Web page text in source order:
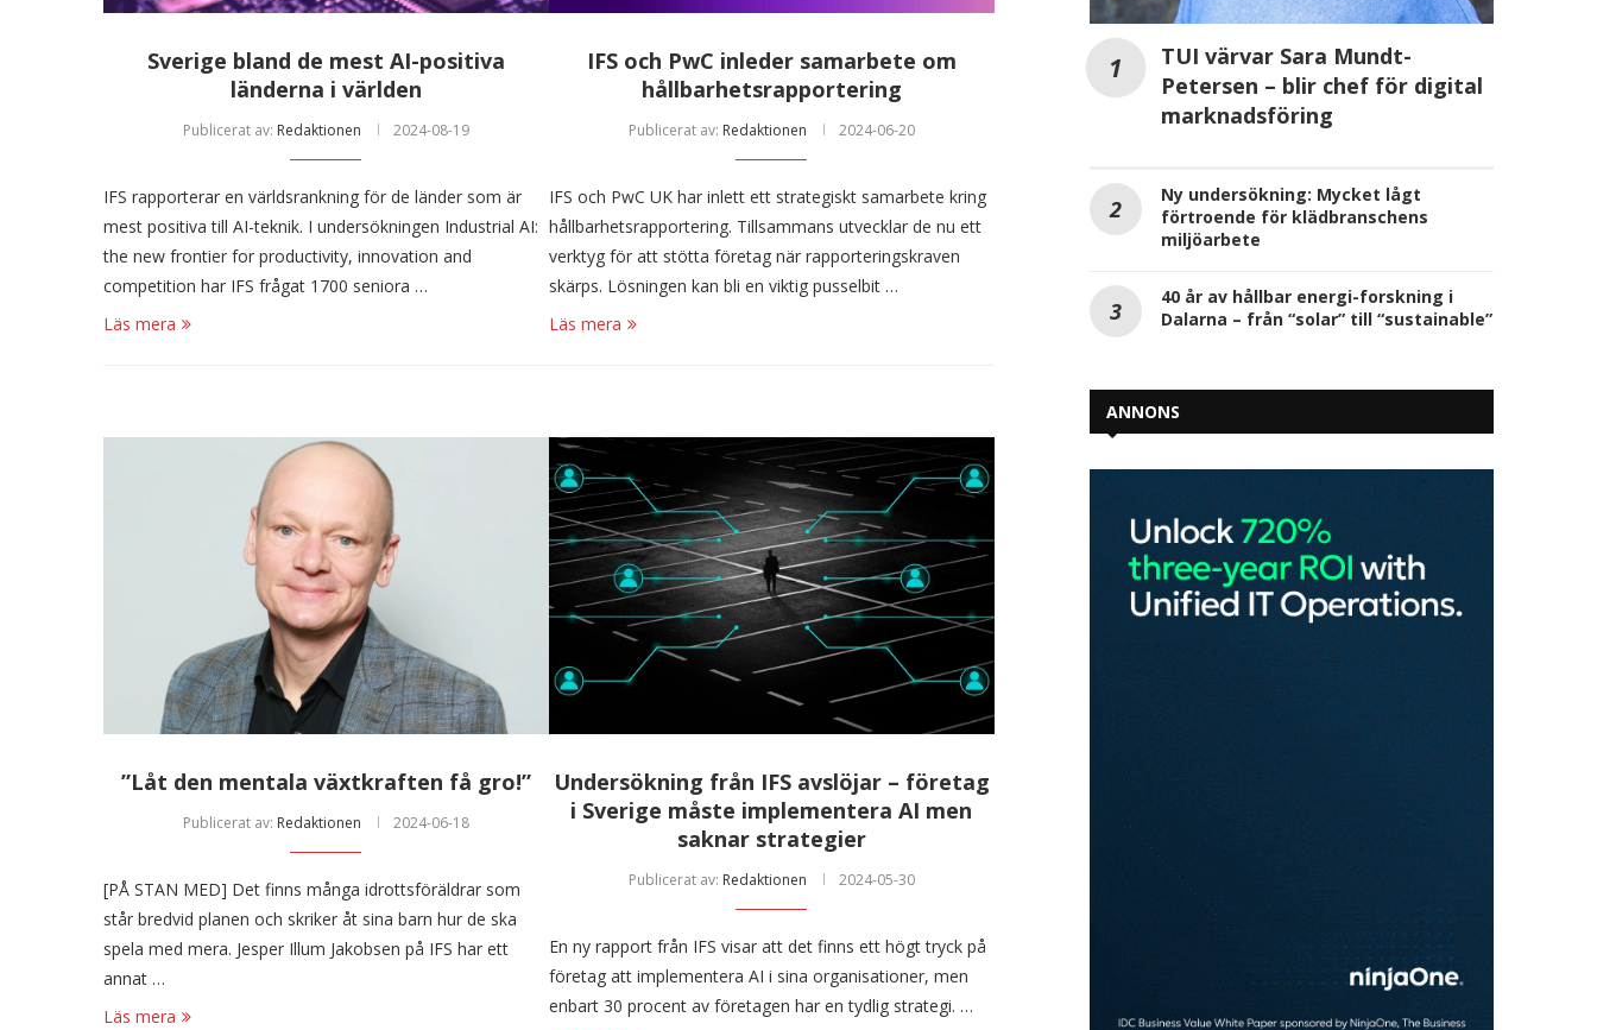
Sverige bland de mest AI-positiva
länderna i världen
Publicerat av: Redaktionen 2024-08-19
IFS rapporterar en världsrankning för de länder som är
mest positiva till AI-teknik. I undersökningen Industrial AI:
the new frontier for productivity, innovation and
competition har IFS frågat 1700 seniora …
Läs mera
IFS och PwC inleder samarbete om
hållbarhetsrapportering
Publicerat av: Redaktionen 2024-06-20
IFS och PwC UK har inlett ett strategiskt samarbete kring
hållbarhetsrapportering. Tillsammans utvecklar de nu ett
verktyg för att stötta företag när rapporteringskraven
skärps. Lösningen kan bli en viktig pusselbit …
Läs mera
”Låt den mentala växtkraften få gro!”
Publicerat av: Redaktionen 2024-06-18
[PÅ STAN MED] Det finns många idrottsföräldrar som
står bredvid planen och skriker åt sina barn hur de ska
spela med mera. Jesper Illum Jakobsen på IFS har ett
annat …
Läs mera
Undersökning från IFS avslöjar – företag
i Sverige måste implementera AI men
saknar strategier
Publicerat av: Redaktionen 2024-05-30
En ny rapport från IFS visar att det finns ett högt tryck på
företag att implementera AI i sina organisationer, men
enbart 30 procent av företagen har en tydlig strategi. …
TUI värvar Sara Mundt-
Petersen – blir chef för digital
marknadsföring
Ny undersökning: Mycket lågt
förtroende för klädbranschens
miljöarbete
40 år av hållbar energi-forskning i
Dalarna – från “solar” till “sustainable”
ANNONS